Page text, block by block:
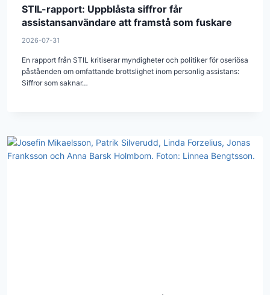
STIL-rapport: Uppblåsta siffror får
assistansanvändare att framstå som fuskare
2026-07-31
En rapport från STIL kritiserar myndigheter och politiker för oseriösa
påståenden om omfattande brottslighet inom personlig assistans:
Siffror som saknar…